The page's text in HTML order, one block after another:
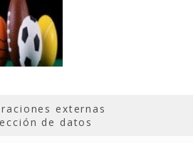
externas
de datos